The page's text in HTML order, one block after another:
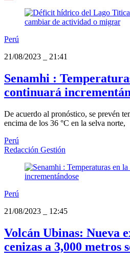
Perú
21/08/2023
21:41
Senamhi :
continuará
De acuerdo al pronóstico, se prevén
encima de los 36 °C en la selva norte,
Perú
Redacción Gestión
Perú
21/08/2023
12:45
Volcán Ubinas: Nueva
cenizas a 3,000 metros